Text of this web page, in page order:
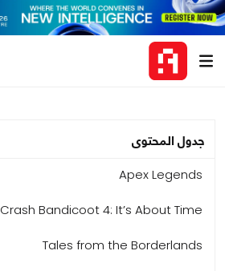
جدول المحتوى
Apex Legends
Crash Bandicoot 4: It’s About Time
Tales from the Borderlands